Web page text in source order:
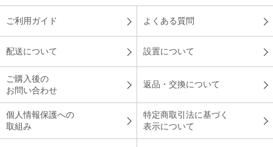
ご利用ガイド よくある質問
配送について 設置について
ご購入後の
お問い合わせ
返品・交換について
個人情報保護への
取組み
特定商取引法に基づく
表示について